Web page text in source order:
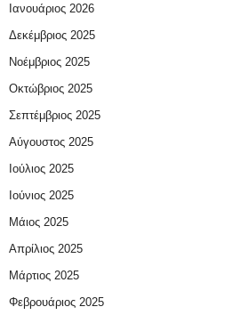
Ιανουάριος 2026
Δεκέμβριος 2025
Νοέμβριος 2025
Οκτώβριος 2025
Σεπτέμβριος 2025
Αύγουστος 2025
Ιούλιος 2025
Ιούνιος 2025
Μάιος 2025
Απρίλιος 2025
Μάρτιος 2025
Φεβρουάριος 2025